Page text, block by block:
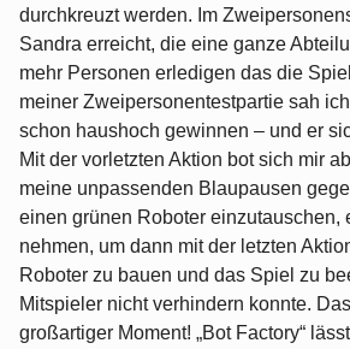
durchkreuzt werden. Im
Sandra erreicht, die eine ganze
mehr Personen erledigen das die
meiner Zweipersonentestpartie sah
schon haushoch gewinnen – und er
Mit der vorletzten Aktion bot sich mir
meine unpassenden Blaupausen
einen grünen Roboter einzutauschen,
nehmen, um dann mit der letzten
Roboter zu bauen und das Spiel zu
Mitspieler nicht verhindern konnte.
großartiger Moment! „Bot Factory“